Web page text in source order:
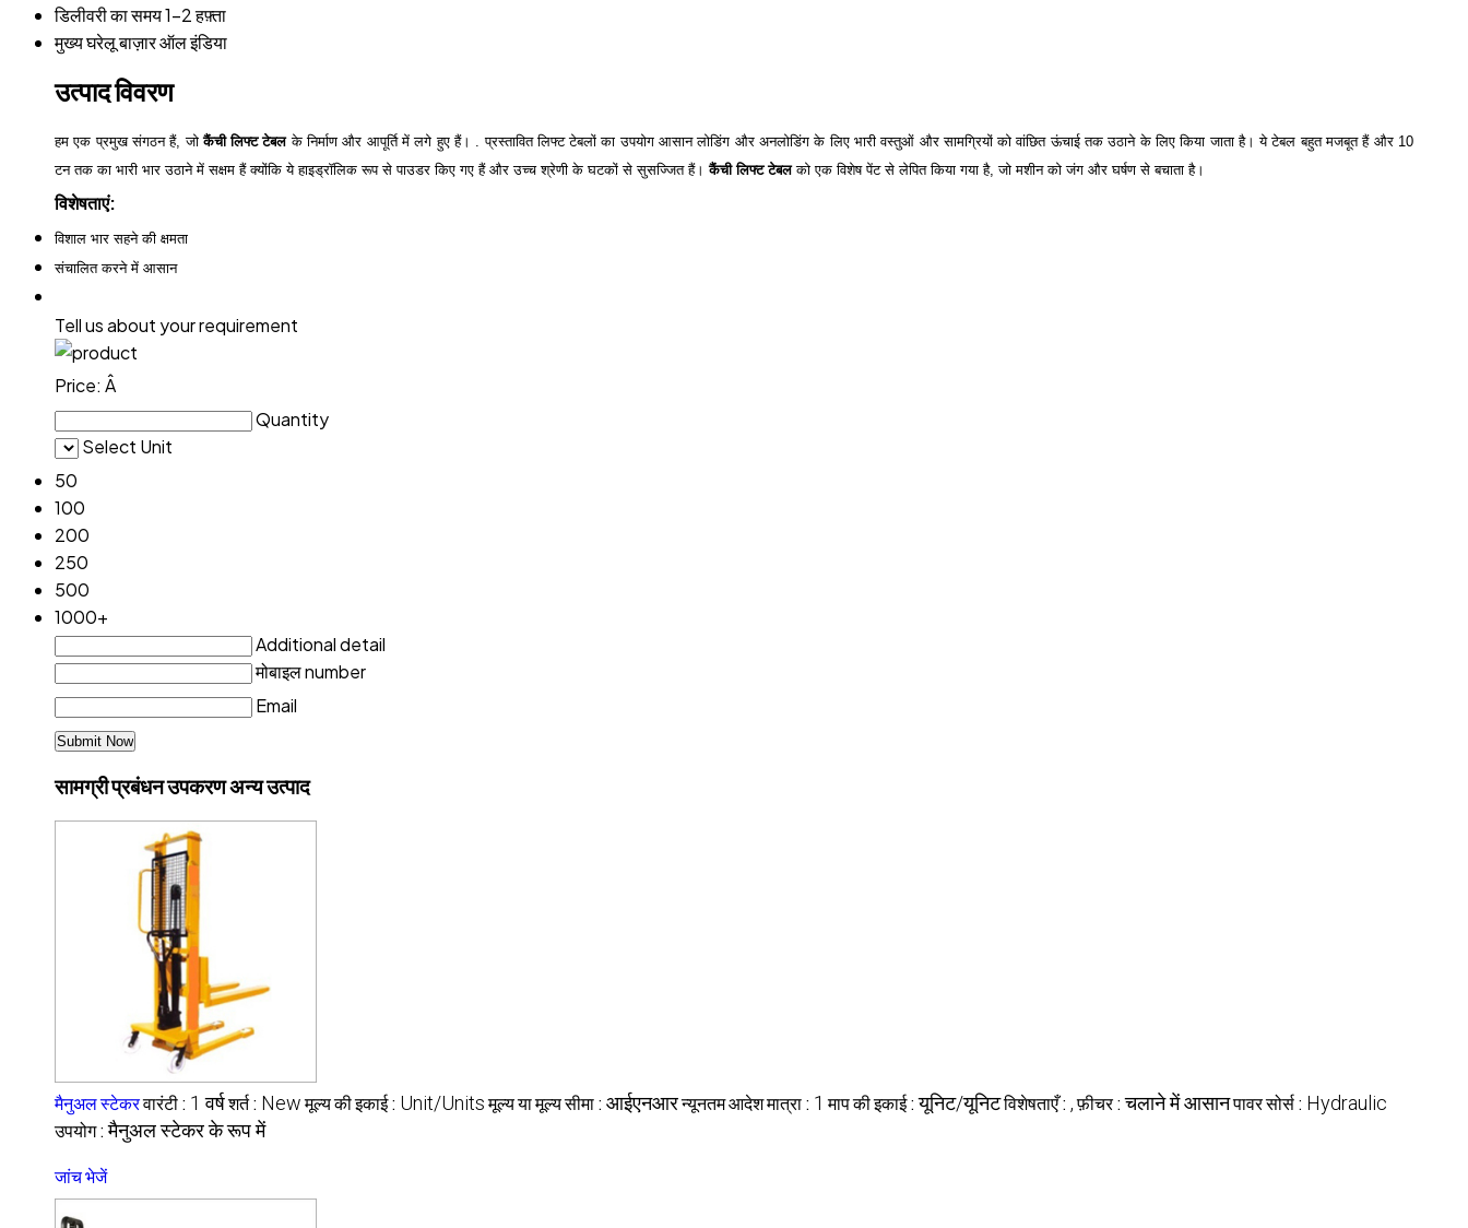
डिलीवरी का समय1-2 हफ़्ता
मुख्य घरेलू बाज़ारऑल इंडिया
उत्पाद विवरण
हम एक प्रमुख संगठन हैं, जोकैंची लिफ्ट टेबलके निर्माण और आपूर्ति में लगे हुए हैं। . प्रस्तावित लिफ्ट टेबलों का उपयोग आसान लोडिंग और अनलोडिंग के लिए भारी वस्तुओं और सामग्रियों को वांछित ऊंचाई तक उठाने के लिए किया जाता है। ये टेबल बहुत मजबूत हैं और 10
टन तक का भारी भार उठाने में सक्षम हैं क्योंकि ये हाइड्रॉलिक रूप से पाउडर किए गए हैं और उच्च श्रेणी के घटकों से सुसज्जित हैं।कैंची लिफ्ट टेबलको एक विशेष पेंट से लेपित किया गया है, जो मशीन को जंग और घर्षण से बचाता है।
विशेषताएं:
विशाल भार सहने की क्षमता
संचालित करने में आसान
Tell us about your requirement
Price: Â
Quantity
Select Unit
50
100
200
250
500
1000+
Additional detail
मोबाइल number
Email
सामग्री प्रबंधन उपकरण अन्य उत्पाद
मैनुअल स्टेकरवारंटी : 1 वर्षशर्त : Newमूल्य की इकाई : Unit/Unitsमूल्य या मूल्य सीमा : आईएनआरन्यूनतम आदेश मात्रा : 1 माप की इकाई :यूनिट/यूनिटविशेषताएँ : ,फ़ीचर :चलाने में आसानपावर सोर्स : Hydraulic
उपयोग :मैनुअल स्टेकर के रूप में
जांच भेजें